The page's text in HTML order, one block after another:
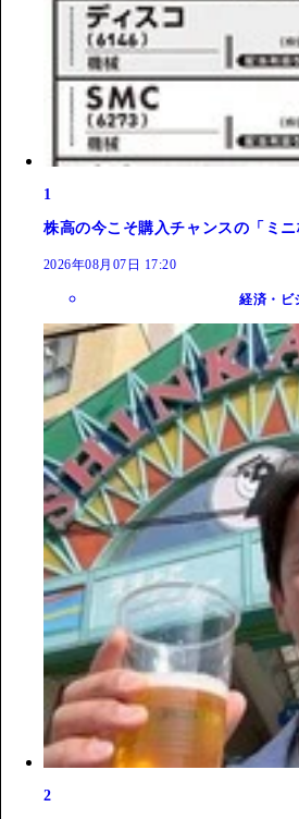
1
株高の今こそ購入チャンスの「ミ
2026年08月07日 17:20
経済・ビ
2